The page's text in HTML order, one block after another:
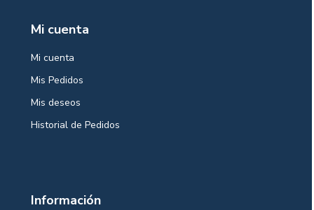
Mi cuenta
Mi cuenta
Mis Pedidos
Mis deseos
Historial de Pedidos
Información